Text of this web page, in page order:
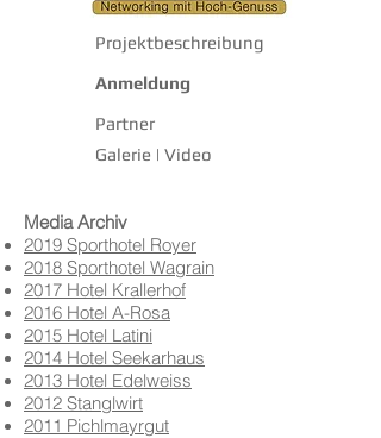
Projektbeschreibung
Anmeldung
Partner
Galerie | Video
Media Archiv
2019 Sporthotel Royer
2018 Sporthotel Wagrain
2017 Hotel Krallerhof
2016 Hotel A-Rosa
2015 Hotel Latini
2014 Hotel Seekarhaus
2013 Hotel Edelweiss
2012 Stanglwirt
2011 Pichlmayrgut